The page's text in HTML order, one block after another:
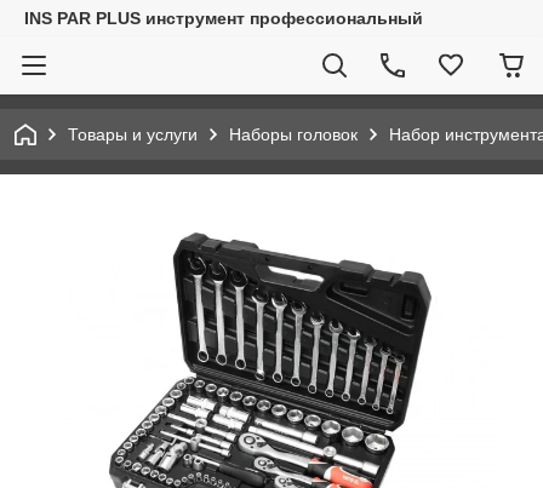
INS PAR PLUS инструмент профессиональный
Товары и услуги Наборы головок Набор